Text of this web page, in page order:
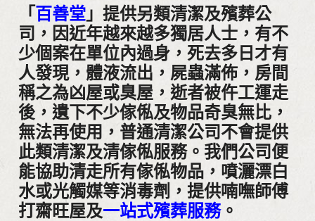
「 百善堂 」提供另類清潔及殯葬公
司，因近年越來越多獨居人士，有不
少個案在單位內過身，死去多日才有
人發現，體液流出，屍蟲滿佈，房間
稱之為凶屋或臭屋，逝者被仵工運走
後，遺下不少傢俬及物品奇臭無比，
無法再使用，普通清潔公司不會提供
此類清潔及清傢俬服務。我們公司便
能協助清走所有傢俬物品，噴灑漂白
水或光觸媒等消毒劑，提供喃嘸師傅
打齋旺屋及一站式殯葬服務。